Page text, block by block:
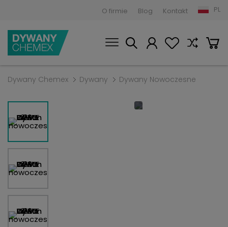
O firmie Blog Kontakt PL
Dywany Chemex Dywany Dywany Nowoczesne